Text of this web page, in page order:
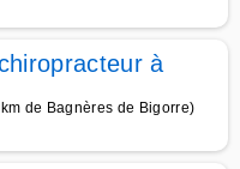
à
de Bagnères de Bigorre)